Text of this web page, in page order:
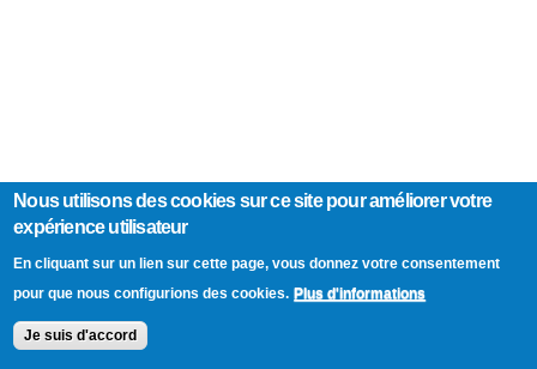
Nous utilisons des cookies sur ce site pour améliorer votre
expérience utilisateur
En cliquant sur un lien sur cette page, vous donnez votre consentement
pour que nous configurions des cookies. Plus d'informations
Je suis d'accord